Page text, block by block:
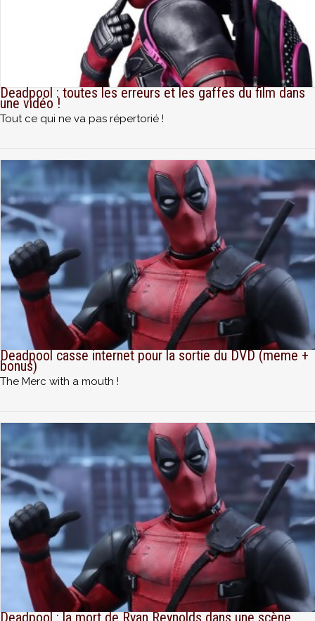
Deadpool : toutes les erreurs et les gaffes du film dans
une vidéo !
Tout ce qui ne va pas répertorié !
Deadpool casse internet pour la sortie du DVD (meme +
bonus)
The Merc with a mouth !
Deadpool : la mort de Ryan Reynolds dans une scène